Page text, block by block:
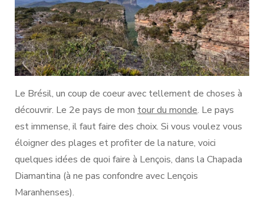
Le Brésil, un coup de coeur avec tellement de choses à
découvrir. Le 2e pays de mon tour du monde. Le pays
est immense, il faut faire des choix. Si vous voulez vous
éloigner des plages et profiter de la nature, voici
quelques idées de quoi faire à Lençois, dans la Chapada
Diamantina (à ne pas confondre avec Lençois
Maranhenses).